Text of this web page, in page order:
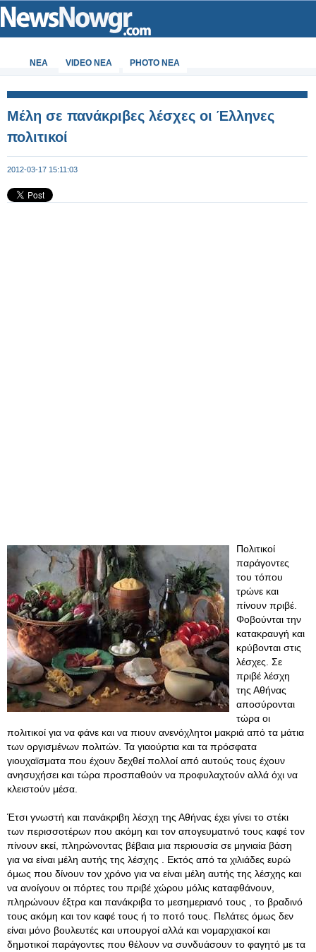
ΝΕΑ VIDEO NEA PHOTO NEA
Μέλη σε πανάκριβες λέσχες οι Έλληνες
πολιτικοί
2012-03-17 15:11:03
Πολιτικοί
παράγοντες
του τόπου
τρώνε και
πίνουν πριβέ.
Φοβούνται την
κατακραυγή και
κρύβονται στις
λέσχες. Σε
πριβέ λέσχη
της Αθήνας
αποσύρονται
τώρα οι
πολιτικοί για να φάνε και να πιουν ανενόχλητοι μακριά από τα μάτια
των οργισμένων πολιτών. Τα γιαούρτια και τα πρόσφατα
γιουχαϊσματα που έχουν δεχθεί πολλοί από αυτούς τους έχουν
ανησυχήσει και τώρα προσπαθούν να προφυλαχτούν αλλά όχι να
κλειστούν μέσα.
Έτσι γνωστή και πανάκριβη λέσχη της Αθήνας έχει γίνει το στέκι
των περισσοτέρων που ακόμη και τον απογευματινό τους καφέ τον
πίνουν εκεί, πληρώνοντας βέβαια μια περιουσία σε μηνιαία βάση
για να είναι μέλη αυτής της λέσχης . Εκτός από τα χιλιάδες ευρώ
όμως που δίνουν τον χρόνο για να είναι μέλη αυτής της λέσχης και
να ανοίγουν οι πόρτες του πριβέ χώρου μόλις καταφθάνουν,
πληρώνουν έξτρα και πανάκριβα το μεσημεριανό τους , το βραδινό
τους ακόμη και τον καφέ τους ή το ποτό τους. Πελάτες όμως δεν
είναι μόνο βουλευτές και υπουργοί αλλά και νομαρχιακοί και
δημοτικοί παράγοντες που θέλουν να συνδυάσουν το φαγητό με τα